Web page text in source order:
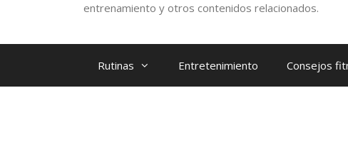
entrenamiento y otros contenidos relacionados.
Rutinas Entretenimiento Consejos